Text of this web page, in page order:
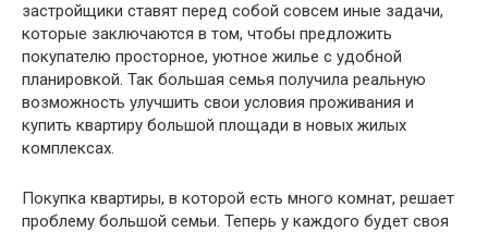
застройщики ставят перед собой совсем иные задачи,
которые заключаются в том, чтобы предложить
покупателю просторное, уютное жилье с удобной
планировкой. Так большая семья получила реальную
возможность улучшить свои условия проживания и
купить квартиру большой площади в новых жилых
комплексах.
Покупка квартиры, в которой есть много комнат, решает
проблему большой семьи. Теперь у каждого будет своя